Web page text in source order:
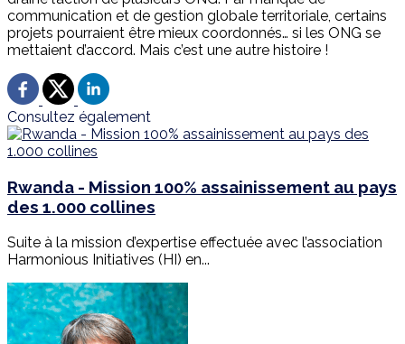
communication et de gestion globale territoriale, certains
projets pourraient être mieux coordonnés… si les ONG se
mettaient d’accord. Mais c’est une autre histoire !
Consultez également
Rwanda - Mission 100% assainissement au pays
des 1.000 collines
Suite à la mission d’expertise effectuée avec l’association
Harmonious Initiatives (HI) en...